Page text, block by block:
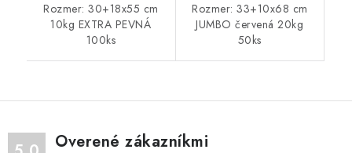
Rozmer: 30+18x55 cm
10kg EXTRA PEVNÁ
100ks
Rozmer: 33+10x68 cm
JUMBO červená 20kg
50ks
Overené zákazníkmi